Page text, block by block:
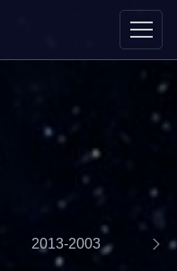
2013-2003